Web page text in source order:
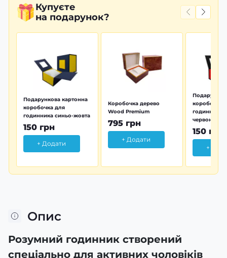
Купуєте
на подарунок?
Подарункова картонна
коробочка для
годинника синьо-жовта
150 грн
+ Додати
Коробочка дерево
Wood Premium
795 грн
+ Додати
коробочка
годинника
червона
150 грн
+
Опис
Розумний годинник створений
спеціально для активних чоловіків